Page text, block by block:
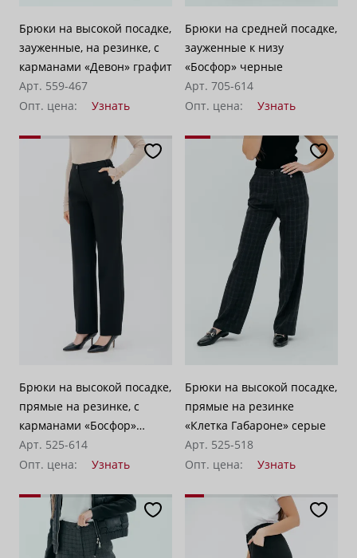
Брюки на высокой посадке,
зауженные, на резинке, с
карманами «Девон» графит
Арт. 559-467
Опт. цена:
Узнать
Брюки на средней посадке,
зауженные к низу
«Босфор» черные
Арт. 705-614
Опт. цена:
Узнать
Брюки на высокой посадке,
прямые на резинке, с
карманами «Босфор»
черные
Арт. 525-614
Опт. цена:
Узнать
Брюки на высокой посадке,
прямые на резинке
«Клетка Габароне» серые
Арт. 525-518
Опт. цена:
Узнать